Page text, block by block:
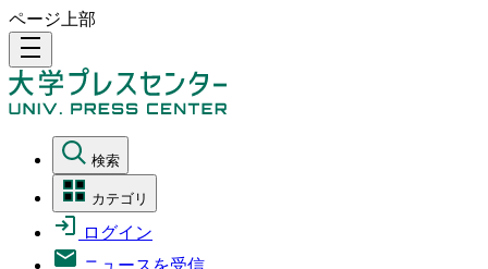
ページ上部
density_medium
検索
カテゴリ
ログイン
ニュースを受信